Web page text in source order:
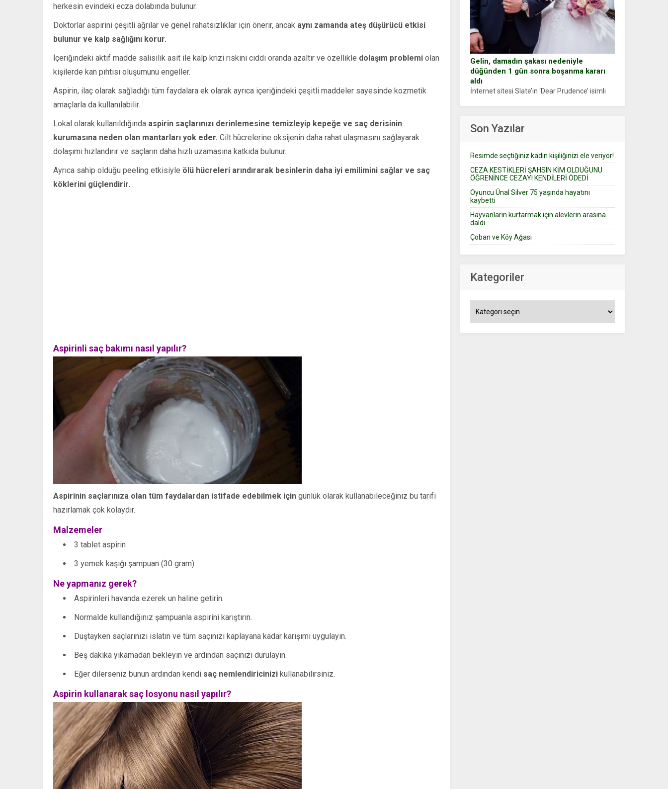
Gelin, damadın şakası nedeniyle
düğünden 1 gün sonra boşanma kararı
aldı
İnternet sitesi Slate’in ‘Dear Prudence’ isimli
Son Yazılar
Resimde seçtiğiniz kadın kişiliğinizi ele veriyor!
CEZA KESTİKLERİ ŞAHSIN KİM OLDUĞUNU
ÖĞRENİNCE CEZAYI KENDİLERİ ÖDEDİ
Oyuncu Ünal Silver 75 yaşında hayatını
kaybetti
Hayvanların kurtarmak için alevlerin arasına
daldı
Çoban ve Köy Ağası
Kategoriler
herkesin evindeki ecza dolabında bulunur.
Doktorlar aspirini çeşitli ağrılar ve genel rahatsızlıklar için önerir, ancak aynı zamanda ateş düşürücü etkisi
bulunur ve kalp sağlığını korur.
İçeriğindeki aktif madde salisilik asit ile kalp krizi riskini ciddi oranda azaltır ve özellikle dolaşım problemi olan
kişilerde kan pıhtısı oluşumunu engeller.
Aspirin, ilaç olarak sağladığı tüm faydalara ek olarak ayrıca içeriğindeki çeşitli maddeler sayesinde kozmetik
amaçlarla da kullanılabilir.
Lokal olarak kullanıldığında aspirin saçlarınızı derinlemesine temizleyip kepeğe ve saç derisinin
kurumasına neden olan mantarları yok eder. Cilt hücrelerine oksijenin daha rahat ulaşmasını sağlayarak
dolaşımı hızlandırır ve saçların daha hızlı uzamasına katkıda bulunur.
Ayrıca sahip olduğu peeling etkisiyle ölü hücreleri arındırarak besinlerin daha iyi emilimini sağlar ve saç
köklerini güçlendirir.
Aspirinli saç bakımı nasıl yapılır?
Aspirinin saçlarınıza olan tüm faydalardan istifade edebilmek için günlük olarak kullanabileceğiniz bu tarifi
hazırlamak çok kolaydır.
Malzemeler
3 tablet aspirin
3 yemek kaşığı şampuan (30 gram)
Ne yapmanız gerek?
Aspirinleri havanda ezerek un haline getirin.
Normalde kullandığınız şampuanla aspirini karıştırın.
Duştayken saçlarınızı ıslatın ve tüm saçınızı kaplayana kadar karışımı uygulayın.
Beş dakika yıkamadan bekleyin ve ardından saçınızı durulayın.
Eğer dilerseniz bunun ardından kendi saç nemlendiricinizi kullanabilirsiniz.
Aspirin kullanarak saç losyonu nasıl yapılır?